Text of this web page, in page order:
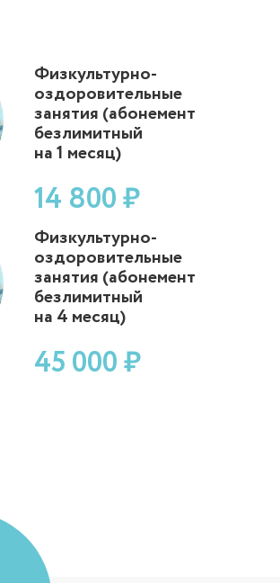
Физкультурно-
оздоровительные
занятия (абонемент
безлимитный
на 1 месяц)
14 800 ₽
Физкультурно-
оздоровительные
занятия (абонемент
безлимитный
на 4 месяц)
45 000 ₽